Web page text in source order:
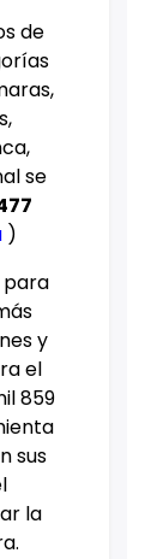
de
se
)
para
y
el
859
sus
la